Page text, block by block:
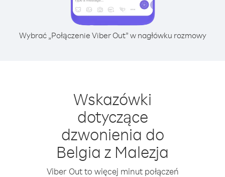
Wybrać „Połączenie Viber Out” w nagłówku rozmowy
Wskazówki
dotyczące
dzwonienia do
Belgia z Malezja
Viber Out to więcej minut połączeń